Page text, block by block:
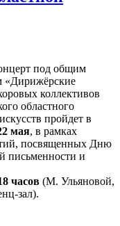
под общим
«Дирижёрские
коллективов
областного
пройдет в
мая, в рамках
посвященных Дню
письменности и
часов (М. Ульяновой,
зал).